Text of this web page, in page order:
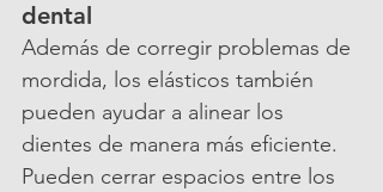
dental
Además de corregir problemas de
mordida, los elásticos también
pueden ayudar a alinear los
dientes de manera más eficiente.
Pueden cerrar espacios entre los